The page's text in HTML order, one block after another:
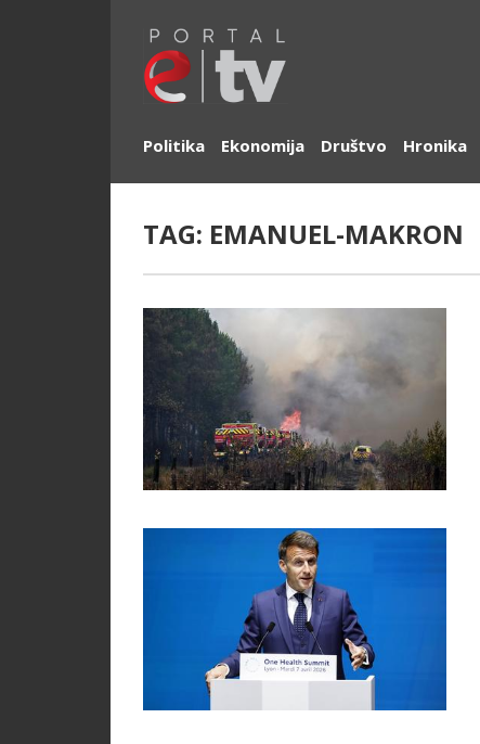
Politika Ekonomija Društvo Hronika
TAG: EMANUEL-MAKRON